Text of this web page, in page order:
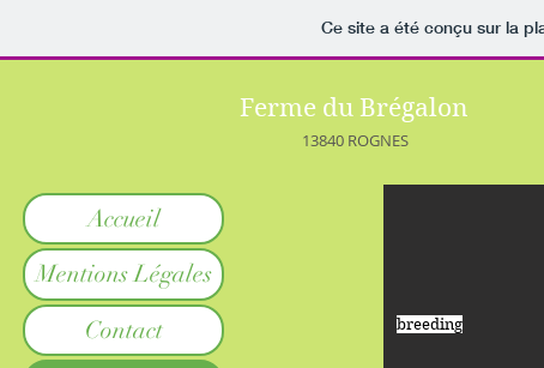
Ce site a été conçu sur la
Fermedu Brégalon
13840ROGNES
breeding
Accueil
Mentions Légales
Contact